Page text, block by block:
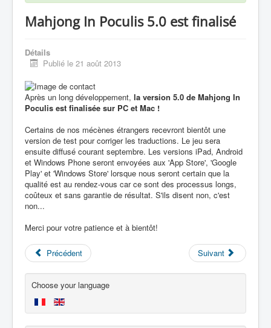
Mahjong In Poculis 5.0 est finalisé
Détails
Publié le 21 août 2013
Après un long développement, la version 5.0 de Mahjong In
Poculis est finalisée sur PC et Mac !
Certains de nos mécènes étrangers recevront bientôt une
version de test pour corriger les traductions. Le jeu sera
ensuite diffusé courant septembre. Les versions iPad, Android
et Windows Phone seront envoyées aux 'App Store', 'Google
Play' et 'Windows Store' lorsque nous seront certain que la
qualité est au rendez-vous car ce sont des processus longs,
coûteux et sans garantie de résultat. S'ils disent non, c'est
non...
Merci pour votre patience et à bientôt!
Précédent Suivant
Choose your language